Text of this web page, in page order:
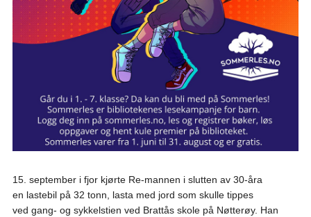
15. september i fjor kjørte Re-mannen i slutten av 30-åra
en lastebil på 32 tonn, lasta med jord som skulle tippes
ved gang- og sykkelstien ved Brattås skole på Nøtterøy. Han